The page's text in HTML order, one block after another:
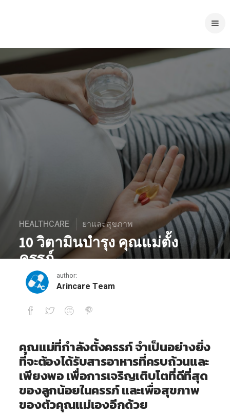
HEALTHCARE ยาและสุขภาพ
10 วิตามินบำรุง คุณแม่ตั้ง
ครรภ์
March 15, 2021
author:
Arincare Team
10 วิตามินบำรุง คุณแม่ตั้งครรภ์
คุณแม่ที่กำลังตั้งครรภ์ จำเป็นอย่างยิ่ง
ที่จะต้องได้รับสารอาหารที่ครบถ้วนและ
เพียงพอ เพื่อการเจริญเติบโตที่ดีที่สุด
ของลูกน้อยในครรภ์ และเพื่อสุขภาพ
ของตัวคุณแม่เองอีกด้วย